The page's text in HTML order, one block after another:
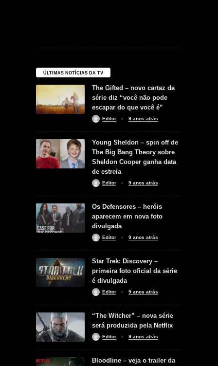
ÚLTIMAS NOTÍCIAS DA TV
The Gifted – novo cartaz da
série diz “você não pode
escapar do que você é”
Editor 9 anos atrás
Young Sheldon – spin off de
The Big Bang Theory sobre
Sheldon Cooper ganha data
de estreia
Editor 9 anos atrás
Os Defensores – heróis
aparecem em nova foto
divulgada
Editor 9 anos atrás
Star Trek: Discovery –
primeira foto oficial da série
é divulgada
Editor 9 anos atrás
“The Witcher” – nova série
será produzida pela Netflix
Editor 9 anos atrás
Bloodline – veja o trailer da